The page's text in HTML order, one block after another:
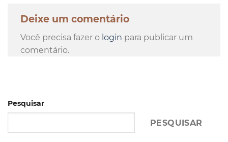
Deixe um comentário
Você precisa fazer o login para publicar um
comentário.
Pesquisar
PESQUISAR